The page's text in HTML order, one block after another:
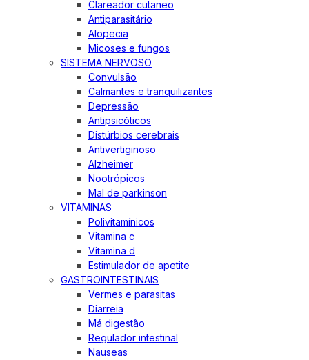
Clareador cutaneo
Antiparasitário
Alopecia
Micoses e fungos
SISTEMA NERVOSO
Convulsão
Calmantes e tranquilizantes
Depressão
Antipsicóticos
Distúrbios cerebrais
Antivertiginoso
Alzheimer
Nootrópicos
Mal de parkinson
VITAMINAS
Polivitamínicos
Vitamina c
Vitamina d
Estimulador de apetite
GASTROINTESTINAIS
Vermes e parasitas
Diarreia
Má digestão
Regulador intestinal
Nauseas